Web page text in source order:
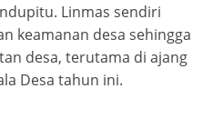
Linmas sendiri
keamanan desa sehingga
desa, terutama di ajang
Desa tahun ini.